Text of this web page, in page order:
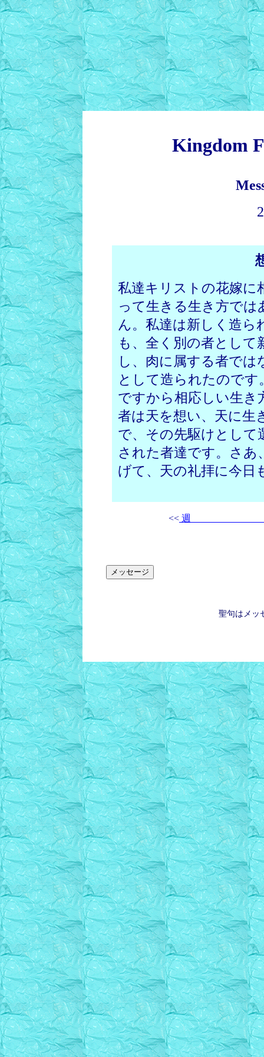
Kingdom
私達キリストの花嫁に
って生きる生き方では
ん。私達は新しく造ら
も、全く別の者とし
し、肉に属する者で
として造られたので
ですから相応しい生き
者は天を想い、天に生
で、その先駆けとして
された者達です。さあ
げて、天の礼拝に今
<< 週
聖句はメッ